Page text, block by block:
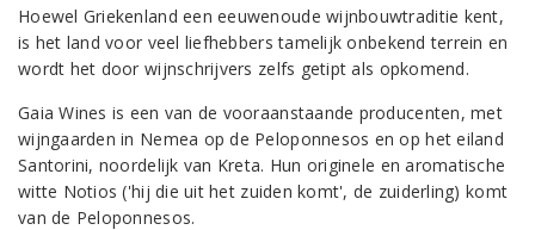
Hoewel Griekenland een eeuwenoude wijnbouwtraditie kent,
is het land voor veel liefhebbers tamelijk onbekend terrein en
wordt het door wijnschrijvers zelfs getipt als opkomend.
Gaia Wines is een van de vooraanstaande producenten, met
wijngaarden in Nemea op de Peloponnesos en op het eiland
Santorini, noordelijk van Kreta. Hun originele en aromatische
witte Notios ('hij die uit het zuiden komt', de zuiderling) komt
van de Peloponnesos.